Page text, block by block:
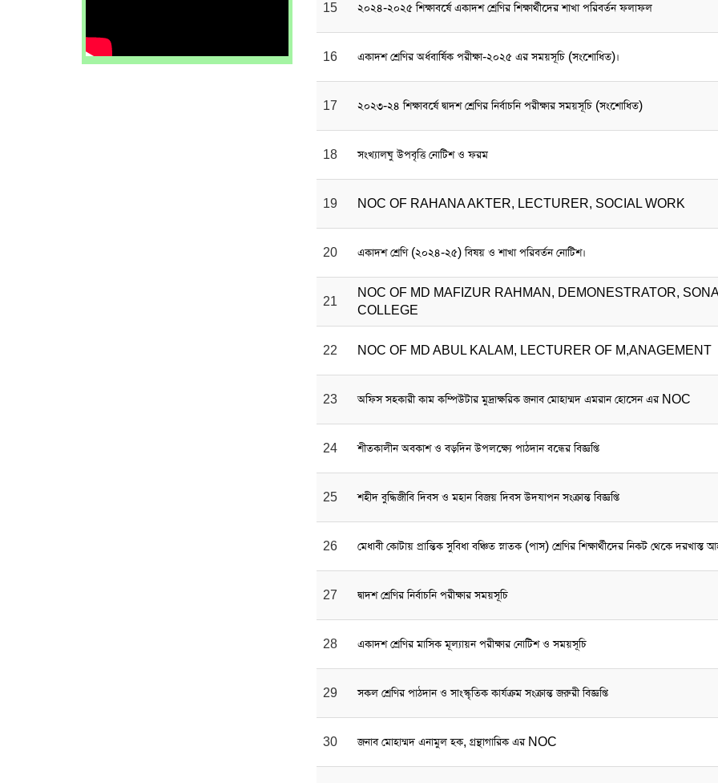
15 ২০২৪-২০২৫ শিক্ষাবর্ষে একাদশ শ্রেণির শিক্ষার্থীদের শাখা পরিবর্তন ফলাফল
16 একাদশ শ্রেণির অর্ধবার্ষিক পরীক্ষা-২০২৫ এর সময়সূচি (সংশোধিত)।
17 ২০২৩-২৪ শিক্ষাবর্ষে দ্বাদশ শ্রেণির নির্বাচনি পরীক্ষার সময়সূচি (সংশোধিত)
18 সংখ্যালঘু উপবৃত্তি নোটিশ ও ফরম
19 NOC OF RAHANA AKTER, LECTURER, SOCIAL WORK
20 একাদশ শ্রেণি (২০২৪-২৫) বিষয় ও শাখা পরিবর্তন নোটিশ।
21
NOC OF MD MAFIZUR RAHMAN, DEMONESTRATOR,
COLLEGE
22 NOC OF MD ABUL KALAM, LECTURER OF M,ANAGEMENT
23 অফিস সহকারী কাম কম্পিউটার মুদ্রাক্ষরিক জনাব মোহাম্মদ এমরান হোসেন এর NOC
24 শীতকালীন অবকাশ ও বড়দিন উপলক্ষ্যে পাঠদান বন্ধের বিজ্ঞপ্তি
25 শহীদ বুদ্ধিজীবি দিবস ও মহান বিজয় দিবস উদযাপন সংক্রান্ত বিজ্ঞপ্তি
26 মেধাবী কোটায় প্রান্তিক সুবিধা বঞ্চিত স্নাতক (পাস) শ্রেণির শিক্ষার্থীদের নিকট থেকে দরখাস্ত
27 দ্বাদশ শ্রেণির নির্বাচনি পরীক্ষার সময়সূচি
28 একাদশ শ্রেণির মাসিক মূল্যায়ন পরীক্ষার নোটিশ ও সময়সূচি
29 সকল শ্রেণির পাঠদান ও সাংস্কৃতিক কার্যক্রম সংক্রান্ত জরুরী বিজ্ঞপ্তি
30 জনাব মোহাম্মদ এনামুল হক, গ্রন্থাগারিক এর NOC